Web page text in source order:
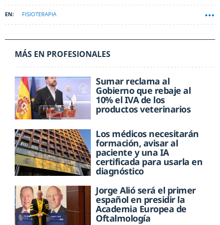
FISIOTERAPIA
MÁS EN PROFESIONALES
Sumar reclama al
Gobierno que rebaje al
10% el IVA de los
productos veterinarios
Los médicos necesitarán
formación, avisar al
paciente y una IA
certificada para usarla en
diagnóstico
Jorge Alió será el primer
español en presidir la
Academia Europea de
Oftalmología